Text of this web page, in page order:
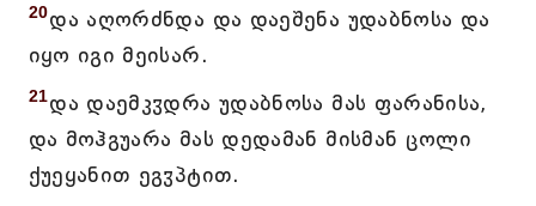
20და აღორძნდა და დაეშენა უდაბნოსა და
იყო იგი მეისარ.
21და დაემკჳდრა უდაბნოსა მას ფარანისა,
და მოჰგუარა მას დედამან მისმან ცოლი
ქუეყანით ეგჳპტით.